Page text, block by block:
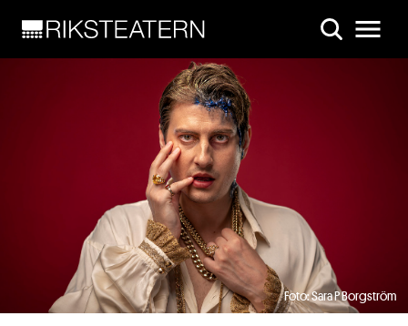
Foto: Sara P Borgström